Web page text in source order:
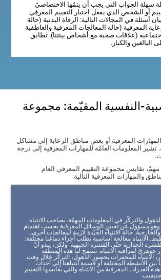
سهلة الجواب التي يجب أن يتمّها الاختصاصيّ
أو الشخص الذي يفعل اختبار التقييم المعرفي
أسئلة في المجالات التالية: الرفاة البدنية (حالة
المعرفية (حالة المعالجات المعرفية والعاطفية
(علاقات صحية مع أشخاص بيئتنا). تطابق
والكبار.
النفسية المقيّمة: مجموعة
المعرفية أو بعض مناطق الرعاية إلى مشاكل
تشير المعلومات العامّة للمهارات المعرفية إلى درجة
مهمّ، تقايس مجموعة التقييم المعرفي العام
والتركّز في المعلومات المهمّة. يصاحب الانتباه
مسؤول عن تعيين الوسائل المعرفية بحسب اهتمام
حالة الانتباه الجيّدة لازمة لمعالجات أخرى،
الانتباه معالجة أساسية تطلب أجزاء دماغنا مختلفة:
الجدارية حتّى القشرة الجبهية. ولكن، يبدو أنّ
جوهريّ لمراقبة الانتباه. تسمح لنا هذه المنطقة
الانتباه للمحفزات بحضور الذهول، التركّز خلال وقت
بين الأنشطة المختلفة أو قسمة انتباهنا إلى أحداث
القدرات المعرفية من الانتباه والتي يقايسها التقييم